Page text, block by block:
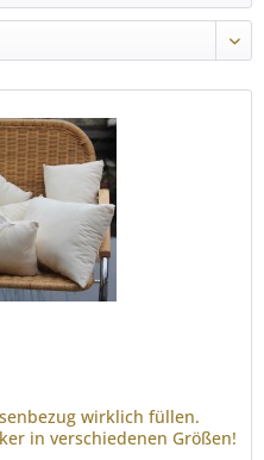
wirklich füllen.
in verschiedenen Größen!